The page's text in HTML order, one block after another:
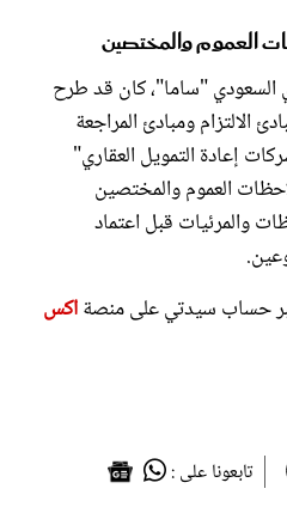
العموم والمختصين
السعودي "ساما"، كان قد طرح
ومبادئ المراجعة
إعادة التمويل العقاري"
العموم والمختصين
والمرئيات قبل اعتماد
عبر حساب سيدتي على منصةاكس
تابعونا على :